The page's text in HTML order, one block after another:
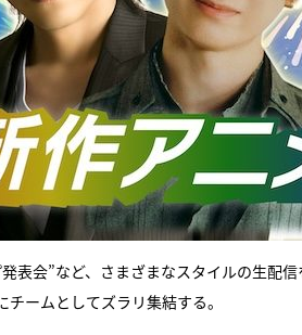
表会”など、さまざまなスタイルの生配
ームとしてズラリ集結する。